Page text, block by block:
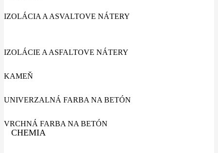
IZOLÁCIA A ASVALTOVE NÁTERY
IZOLÁCIE A ASFALTOVE NÁTERY
KAMEŇ
UNIVERZALNÁ FARBA NA BETÓN
VRCHNÁ FARBA NA BETÓN
CHEMIA